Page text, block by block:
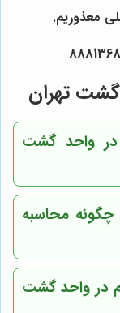
معذوریم.
تهران
در واحد گشت
محاسبه
در واحد گشت